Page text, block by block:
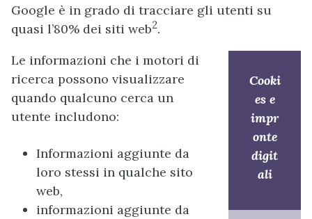
Google è in grado di tracciare gli utenti su
quasi l’80% dei siti web2.
Cooki
es e
impr
onte
digit
ali
Le informazioni che i motori di
ricerca possono visualizzare
quando qualcuno cerca un
utente includono:
Informazioni aggiunte da
loro stessi in qualche sito
web,
informazioni aggiunte da